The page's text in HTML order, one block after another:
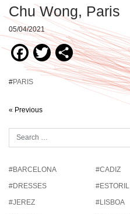
Chu Wong, Paris
05/04/2021
Facebook
TwitterCompartir
#PARIS
« Previous
#BARCELONA #CADIZ
#DRESSES
#ESTORIL
#JEREZ
#LISBOA